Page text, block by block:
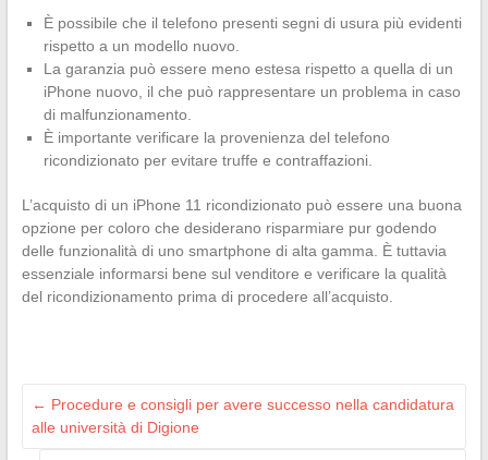
È possibile che il telefono presenti segni di usura più evidenti
rispetto a un modello nuovo.
La garanzia può essere meno estesa rispetto a quella di un
iPhone nuovo, il che può rappresentare un problema in caso
di malfunzionamento.
È importante verificare la provenienza del telefono
ricondizionato per evitare truffe e contraffazioni.
L’acquisto di un iPhone 11 ricondizionato può essere una buona
opzione per coloro che desiderano risparmiare pur godendo
delle funzionalità di uno smartphone di alta gamma. È tuttavia
essenziale informarsi bene sul venditore e verificare la qualità
del ricondizionamento prima di procedere all’acquisto.
← Procedure e consigli per avere successo nella candidatura
alle università di Digione